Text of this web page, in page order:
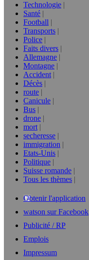
Technologie
Santé
Football
Transports
Police
Faits divers
Allemagne
Montagne
Accident
Décès
route
Canicule
Bus
drone
mort
secheresse
immigration
Etats-Unis
Politique
Suisse romande
Tous les thèmes
Obtenir l'application
watson sur Facebook
Publicité / RP
Emplois
Impressum